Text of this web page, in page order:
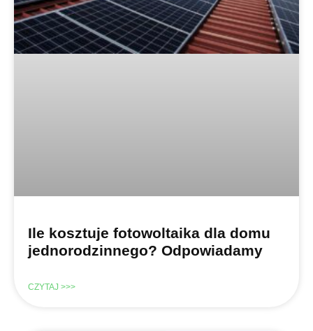
Ile kosztuje fotowoltaika dla domu
jednorodzinnego? Odpowiadamy
CZYTAJ >>>